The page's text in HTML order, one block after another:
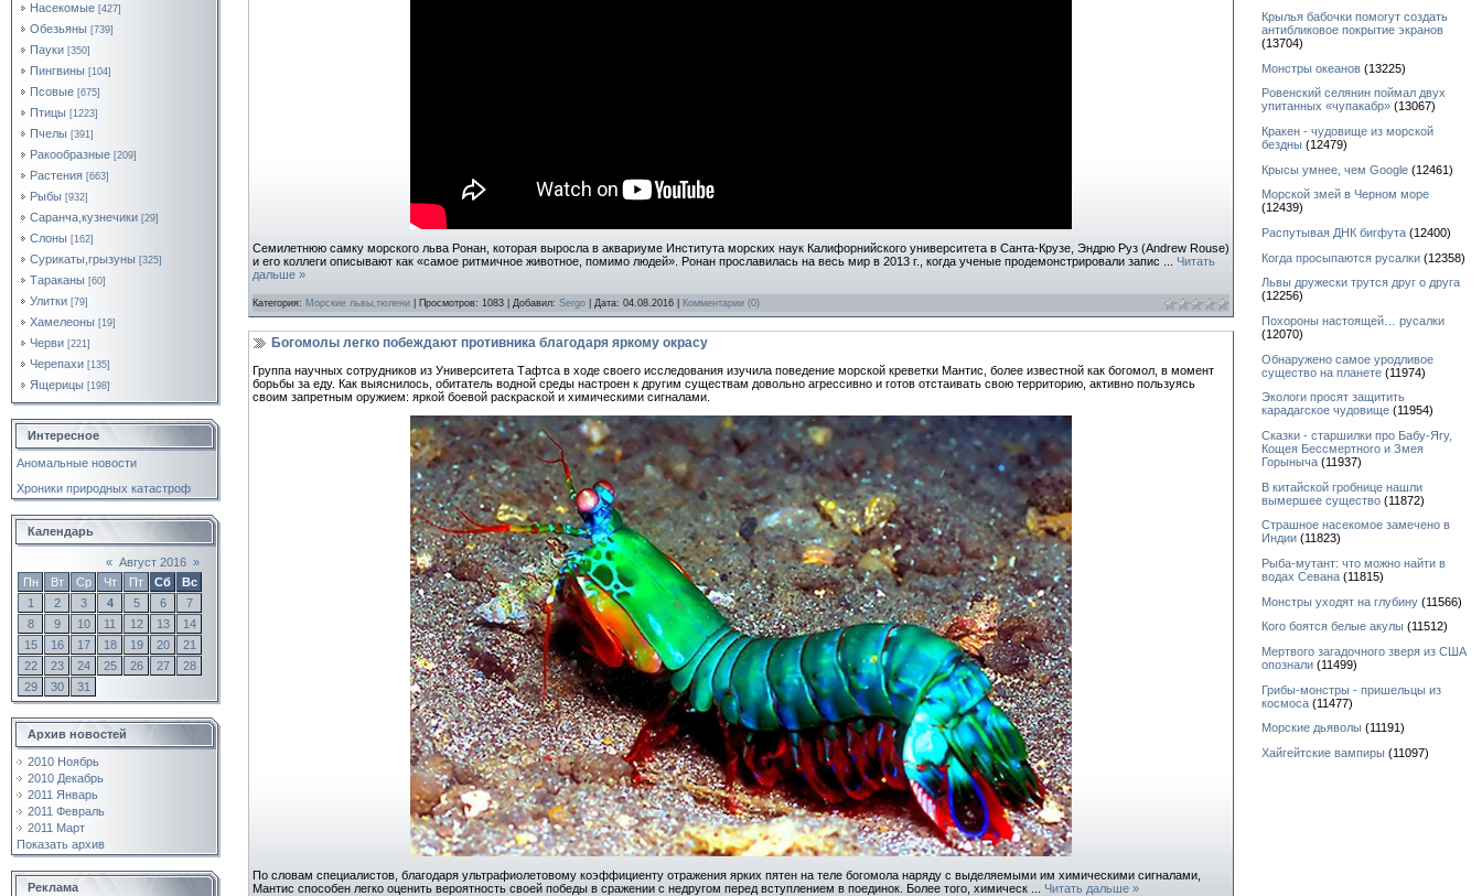
Насекомые [427]
Обезьяны [739]
Пауки [350]
Пингвины [104]
Псовые [675]
Птицы [1223]
Пчелы [391]
Ракообразные [209]
Растения [663]
Рыбы [932]
Саранча,кузнечики [29]
Слоны [162]
Сурикаты,грызуны [325]
Тараканы [60]
Улитки [79]
Хамелеоны [19]
Черви [221]
Черепахи [135]
Ящерицы [198]
Интересное
Аномальные новости
Хроники природных катастроф
Календарь
« Август 2016 »
Пн
Вт Ср Чт Пт Сб
Вс
1
2 3 4 5 6
7
8
9 10 11 12 13
14
15
16 17 18 19 20
21
22
23 24 25 26 27
28
29
30 31
Архив новостей
2010 Ноябрь
2010 Декабрь
2011 Январь
2011 Февраль
2011 Март
Показать архив
Реклама
Семилетнюю самку морского льва Ронан, которая выросла в аквариуме Института морских наук Калифорнийского университета в Санта-Крузе, Эндрю Руз (Andrew Rouse)
и его коллеги описывают как «самое ритмичное животное, помимо людей». Ронан прославилась на весь мир в 2013 г., когда ученые продемонстрировали запис
Читать
дальше »
Категория: Морские львы,тюлени | Просмотров: 1083 | Добавил: Sergo | Дата: 04.08.2016 Комментарии (0)
Богомолы легко побеждают противника благодаря яркому окрасу
Группа научных сотрудников из Университета Тафтса в ходе своего исследования изучила поведение морской креветки Мантис, более известной как богомол, в момент
борьбы за еду. Как выяснилось, обитатель водной среды настроен к другим существам довольно агрессивно и готов отстаивать свою территорию, активно пользуясь
своим запретным оружием: яркой боевой раскраской и химическими сигналами.
По словам специалистов, благодаря ультрафиолетовому коэффициенту отражения ярких пятен на теле богомола наряду с выделяемыми им химическими сигналами,
Мантис способен легко оценить вероятность своей победы в сражении с недругом перед вступлением в поединок. Более того, химическ
Читать дальше »
Крылья бабочки помогут создать
антибликовое покрытие экранов
(13704)
Монстры океанов (13225)
Ровенский селянин поймал двух
упитанных «чупакабр» (13067)
Кракен - чудовище из морской
бездны (12479)
Крысы умнее, чем Google (12461)
Морской змей в Черном море
(12439)
Распутывая ДНК бигфута (12400)
Когда просыпаются русалки (12358)
Львы дружески трутся друг о друга
(12256)
Похороны настоящей… русалки
(12070)
Обнаружено самое уродливое
существо на планете (11974)
Экологи просят защитить
карадагское чудовище (11954)
Сказки - старшилки про Бабу-Ягу,
Кощея Бессмертного и Змея
Горыныча (11937)
В китайской гробнице нашли
вымершее существо (11872)
Страшное насекомое замечено в
Индии (11823)
Рыба-мутант: что можно найти в
водах Севана (11815)
Монстры уходят на глубину (11566)
Кого боятся белые акулы (11512)
Мертвого загадочного зверя из США
опознали (11499)
Грибы-монстры - пришельцы из
космоса (11477)
Морские дьяволы (11191)
Хайгейтские вампиры (11097)